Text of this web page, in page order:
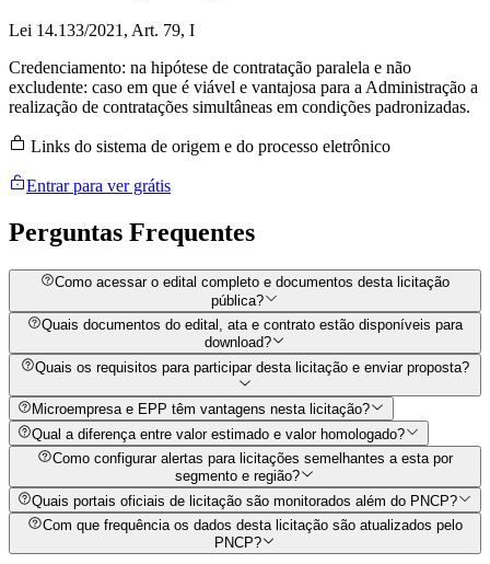
Lei 14.133/2021, Art. 79, I
Credenciamento: na hipótese de contratação paralela e não
excludente: caso em que é viável e vantajosa para a Administração a
realização de contratações simultâneas em condições padronizadas.
Links do sistema de origem e do processo eletrônico
Entrar para ver grátis
Perguntas Frequentes
Como acessar o edital completo e documentos desta licitação
pública?
Quais documentos do edital, ata e contrato estão disponíveis para
download?
Quais os requisitos para participar desta licitação e enviar proposta?
Microempresa e EPP têm vantagens nesta licitação?
Qual a diferença entre valor estimado e valor homologado?
Como configurar alertas para licitações semelhantes a esta por
segmento e região?
Quais portais oficiais de licitação são monitorados além do PNCP?
Com que frequência os dados desta licitação são atualizados pelo
PNCP?